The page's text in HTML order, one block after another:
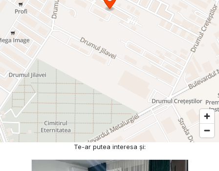
Te-ar putea interesa și: